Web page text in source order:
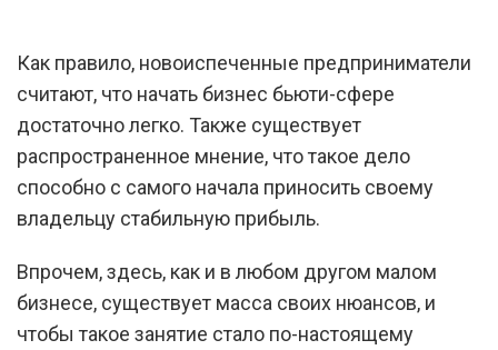
Как правило, новоиспеченные предприниматели
считают, что начать бизнес бьюти-сфере
достаточно легко. Также существует
распространенное мнение, что такое дело
способно с самого начала приносить своему
владельцу стабильную прибыль.
Впрочем, здесь, как и в любом другом малом
бизнесе, существует масса своих нюансов, и
чтобы такое занятие стало по-настоящему